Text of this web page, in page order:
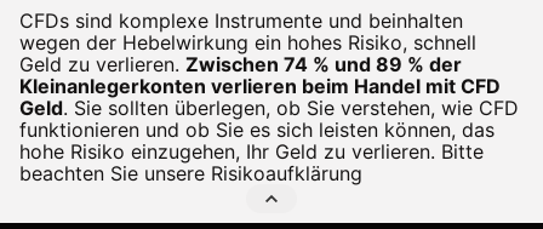
CFDs sind komplexe Instrumente und beinhalten
wegen der Hebelwirkung ein hohes Risiko, schnell
Geld zu verlieren. Zwischen 74 % und 89 % der
Kleinanlegerkonten verlieren beim Handel mit CFD
Geld. Sie sollten überlegen, ob Sie verstehen, wie CFD
funktionieren und ob Sie es sich leisten können, das
hohe Risiko einzugehen, Ihr Geld zu verlieren. Bitte
beachten Sie unsere Risikoaufklärung